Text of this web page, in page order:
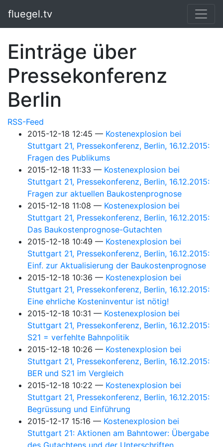
fluegel.tv
Einträge über
Pressekonferenz
Berlin
RSS-Feed
2015-12-18 12:45
Kostenexplosion bei
Stuttgart 21, Pressekonferenz, Berlin, 16.12.2015:
Fragen des Publikums
2015-12-18 11:33
Kostenexplosion bei
Stuttgart 21, Pressekonferenz, Berlin, 16.12.2015:
Fragen zur aktuellen Baukostenprognose
2015-12-18 11:08
Kostenexplosion bei
Stuttgart 21, Pressekonferenz, Berlin, 16.12.2015:
Das Baukostenprognose-Gutachten
2015-12-18 10:49
Kostenexplosion bei
Stuttgart 21, Pressekonferenz, Berlin, 16.12.2015:
Einf. zur Aktualisierung der Baukostenprognose
2015-12-18 10:36
Kostenexplosion bei
Stuttgart 21, Pressekonferenz, Berlin, 16.12.2015:
Eine ehrliche Kosteninventur ist nötig!
2015-12-18 10:31
Kostenexplosion bei
Stuttgart 21, Pressekonferenz, Berlin, 16.12.2015:
S21 = verfehlte Bahnpolitik
2015-12-18 10:26
Kostenexplosion bei
Stuttgart 21, Pressekonferenz, Berlin, 16.12.2015:
BER und S21 im Vergleich
2015-12-18 10:22
Kostenexplosion bei
Stuttgart 21, Pressekonferenz, Berlin, 16.12.2015:
Begrüssung und Einführung
2015-12-17 15:16
Kostenexplosion bei
Stuttgart 21: Aktionen am Bahntower: Übergabe
des Gutachtens und der Unterschriften